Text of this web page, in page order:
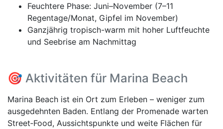
Feuchtere Phase: Juni–November (7–11
Regentage/Monat, Gipfel im November)
Ganzjährig tropisch-warm mit hoher Luftfeuchte
und Seebrise am Nachmittag
🎯 Aktivitäten für Marina Beach
Marina Beach ist ein Ort zum Erleben – weniger zum
ausgedehnten Baden. Entlang der Promenade warten
Street‑Food, Aussichtspunkte und weite Flächen für